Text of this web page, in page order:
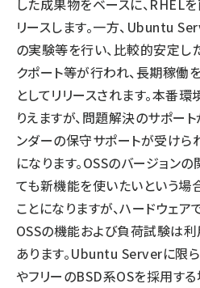
した成果物をベースに、RHEL
リースします。一方、Ubuntu
の実験等を行い、比較的安定し
クポート等が行われ、長期稼働
としてリリースされます。本番
りえますが、問題解決のサポー
ンダーの保守サポートが受けら
になります。OSSのバージョン
ても新機能を使いたいという場
ことになりますが、ハードウェ
OSSの機能および負荷試験は
あります。Ubuntu Serverに限
やフリーのBSD系OSを採用す